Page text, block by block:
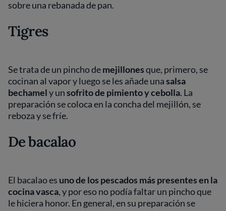
sobre una rebanada de pan.
Tigres
Se trata de un pincho demejillonesque, primero, se
cocinan al vapor y luego se les añade unasalsa
bechamely unsofrito de pimiento y cebolla. La
preparación se coloca en la concha del mejillón, se
reboza y se fríe.
De bacalao
El bacalao es uno de los pescados más presentes en la
cocina vasca, y por eso no podía faltar un pincho que
le hiciera honor. En general, en su preparación se